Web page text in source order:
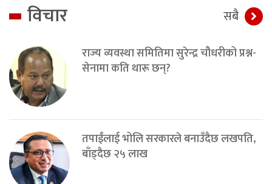
विचार सबै
राज्य व्यवस्था समितिमा सुरेन्द्र चौधरीको प्रश्न-
सेनामा कति थारू छन्?
तपाईंलाई भोलि सरकारले बनाउँदैछ लखपति,
बाँड्दैछ २५ लाख